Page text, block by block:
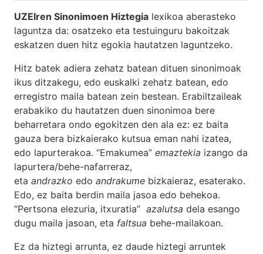
UZEIren Sinonimoen Hiztegia lexikoa aberasteko
laguntza da: osatzeko eta testuinguru bakoitzak
eskatzen duen hitz egokia hautatzen laguntzeko.
Hitz batek adiera zehatz batean dituen sinonimoak
ikus ditzakegu, edo euskalki zehatz batean, edo
erregistro maila batean zein bestean. Erabiltzaileak
erabakiko du hautatzen duen sinonimoa bere
beharretara ondo egokitzen den ala ez: ez baita
gauza bera bizkaierako kutsua eman nahi izatea,
edo lapurterakoa. “Emakumea” emaztekia izango da
lapurtera/behe-nafarreraz,
eta andrazko edo andrakume bizkaieraz, esaterako.
Edo, ez baita berdin maila jasoa edo behekoa.
“Pertsona elezuria, itxuratia” azalutsa dela esango
dugu maila jasoan, eta faltsua behe-mailakoan.
Ez da hiztegi arrunta, ez daude hiztegi arruntek